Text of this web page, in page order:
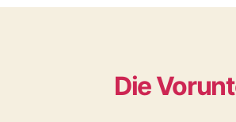
Die